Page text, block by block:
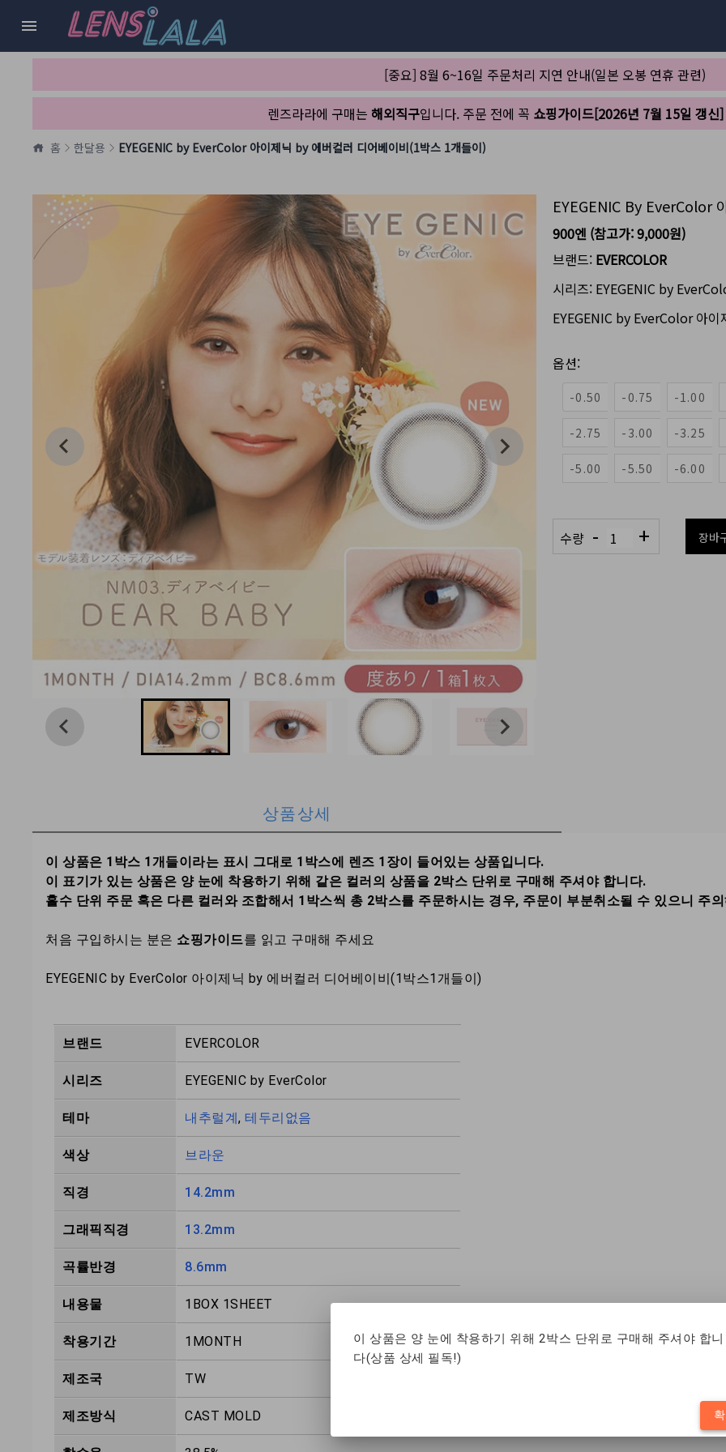
[중요] 8월 6~16일 주문처리 지연 안내(일본 오봉 연휴 관련)
렌즈라라에 구매는 해외직구입니다. 주문 전에 꼭 쇼핑가이드[2026년 7월 15일 갱신]
홈 한달용 EYEGENIC by EverColor 아이제닉 by 에버컬러 디어베이비(1박스 1개들이)
EYEGENIC By EverColor
900엔 (참고가:9,000원)
브랜드: EVERCOLOR
시리즈: EYEGENIC by
EYEGENIC by EverColor 아
옵션:
-0.50 -0.75 -1.00
-2.75 -3.00 -3.25
-5.00 -5.50 -6.00
수량 - + 장바
상품상세
이 상품은 1박스 1개들이라는 표시 그대로 1박스에 렌즈 1장이 들어있는 상품입니다.
이 표기가 있는 상품은 양 눈에 착용하기 위해 같은 컬러의 상품을 2박스 단위로 구매해 주셔야 합니다.
홀수 단위 주문 혹은 다른 컬러와 조합해서 1박스씩 총 2박스를 주문하시는 경우, 주문이 부분취소될 수 있으니 주
처음 구입하시는 분은 쇼핑가이드를 읽고 구매해 주세요
EYEGENIC by EverColor 아이제닉 by 에버컬러 디어베이비(1박스1개들이)
브랜드 EVERCOLOR
시리즈 EYEGENIC by EverColor
테마 내추럴계, 테두리없음
색상 브라운
직경 14.2mm
그래픽직경 13.2mm
곡률반경 8.6mm
내용물 1BOX 1SHEET
착용기간 1MONTH
제조국 TW
제조방식 CAST MOLD
이 상품은 양 눈에 착용하기 위해 2박스 단위로 구매해 주셔야 합니
다(상품 상세 필독!)